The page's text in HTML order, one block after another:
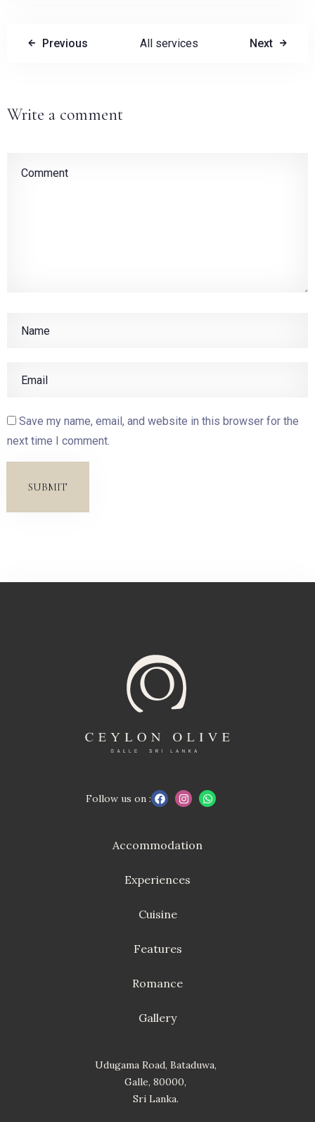
Previous All services Next
Write a comment
Save my name, email, and website in this browser for the
next time I comment.
SUBMIT
Follow us on :
Accommodation
Experiences
Cuisine
Features
Romance
Gallery
Udugama Road, Bataduwa,
Galle, 80000,
Sri Lanka.
Adults Children